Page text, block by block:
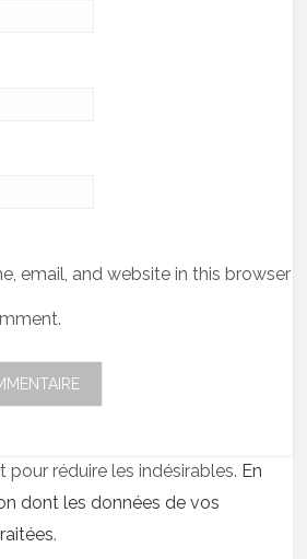
email, and website in this browser
pour réduire les indésirables. En
dont les données de vos
.